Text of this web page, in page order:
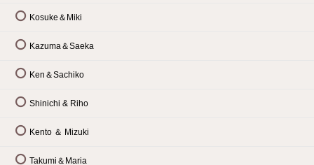
Kosuke＆Miki
Kazuma＆Saeka
Ken＆Sachiko
Shinichi & Riho
Kento ＆ Mizuki
Takumi＆Maria